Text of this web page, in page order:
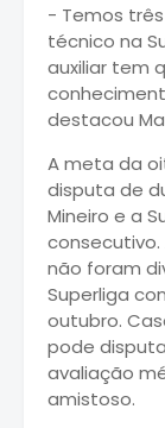
- Temos
técnico na
auxiliar tem
destacou
A meta da
disputa de
Mineiro e a
não foram
Superliga
outubro.
pode
avaliação
amistoso.